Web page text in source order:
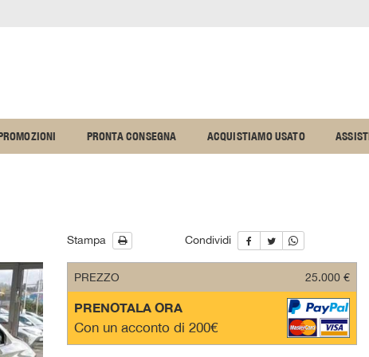
PRONTA CONSEGNA ACQUISTIAMO USATO
Stampa Condividi
PREZZO 25.000 €
PRENOTALA ORA
Con un acconto di 200€